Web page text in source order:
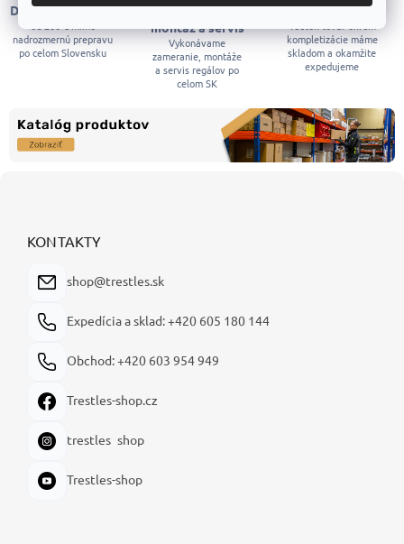
Doprava zadarmo
nadrozmernú prepravu
po celom Slovensku
Zameranie,
montáž a servis
Vykonávame
zameranie, montáže
a servis regálov po
celom SK
Všetko skladom
kompletizácie máme
skladom a okamžite
expedujeme
KONTAKTY
shop@trestles.sk
Expedícia a sklad: +420 605 180 144
Obchod: +420 603 954 949
Trestles-shop.cz
trestles_shop
Trestles-shop